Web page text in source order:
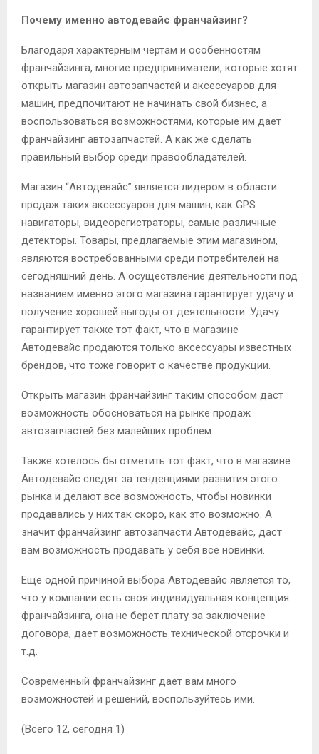
Почему именно автодевайс франчайзинг?
Благодаря характерным чертам и особенностям
франчайзинга, многие предприниматели, которые хотят
открыть магазин автозапчастей и аксессуаров для
машин, предпочитают не начинать свой бизнес, а
воспользоваться возможностями, которые им дает
франчайзинг автозапчастей. А как же сделать
правильный выбор среди правообладателей.
Магазин “Автодевайс” является лидером в области
продаж таких аксессуаров для машин, как GPS
навигаторы, видеорегистраторы, самые различные
детекторы. Товары, предлагаемые этим магазином,
являются востребованными среди потребителей на
сегодняшний день. А осуществление деятельности под
названием именно этого магазина гарантирует удачу и
получение хорошей выгоды от деятельности. Удачу
гарантирует также тот факт, что в магазине
Автодевайс продаются только аксессуары известных
брендов, что тоже говорит о качестве продукции.
Открыть магазин франчайзинг таким способом даст
возможность обосноваться на рынке продаж
автозапчастей без малейших проблем.
Также хотелось бы отметить тот факт, что в магазине
Автодевайс следят за тенденциями развития этого
рынка и делают все возможность, чтобы новинки
продавались у них так скоро, как это возможно. А
значит франчайзинг автозапчасти Автодевайс, даст
вам возможность продавать у себя все новинки.
Еще одной причиной выбора Автодевайс является то,
что у компании есть своя индивидуальная концепция
франчайзинга, она не берет плату за заключение
договора, дает возможность технической отсрочки и
т.д.
Современный франчайзинг дает вам много
возможностей и решений, воспользуйтесь ими.
(Всего 12, сегодня 1)